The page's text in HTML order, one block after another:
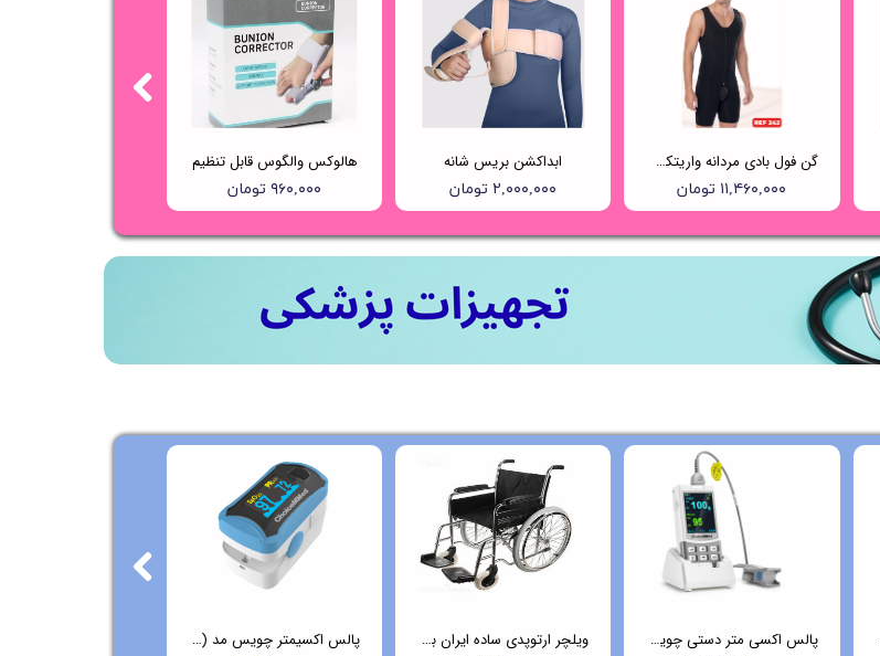
هالوکس والگوس قابل تنظیم
۹۶۰,۰۰۰ تومان
ابداکشن بریس شانه
۲,۰۰۰,۰۰۰ تومان
گن فول بادی مردانه واریتکس کد ۲۴۲
۱۱,۴۶۰,۰۰۰ تومان
پالس اکسیمتر چویس مد (Choicemmed) مدل C29 ویلچر ارتوپدی ساده ایران بهکار مدل 703 پالس اکسی متر دستی چویس مد (Choicemmed) مدل MD300M